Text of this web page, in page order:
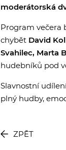
moderátorská
Program večera
chybět David
Svahilec, Marta
hudebníků pod
Slavnostní
plný hudby,
ZPĚT